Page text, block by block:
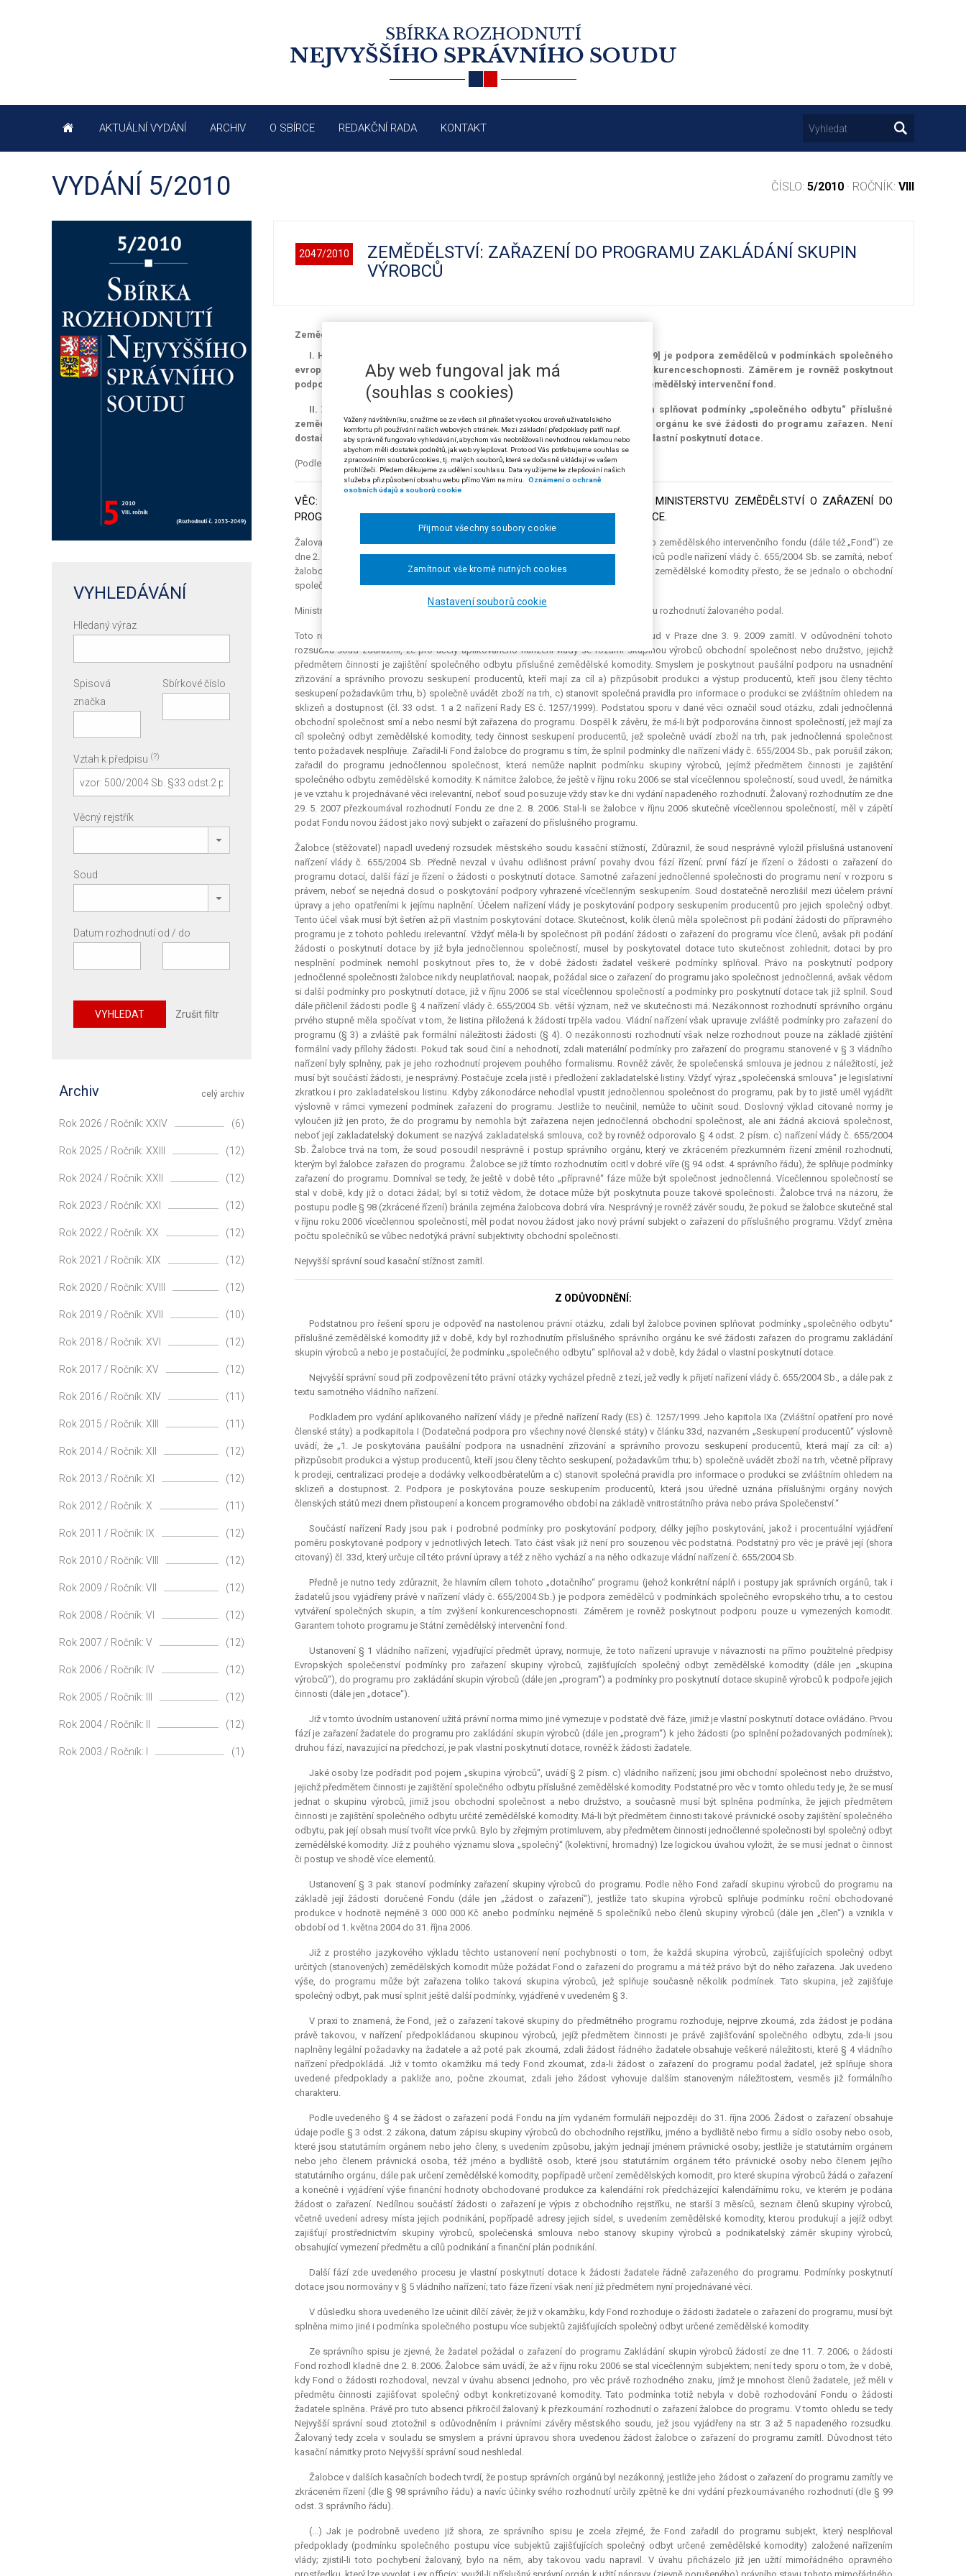
SBÍRKA ROZHODNUTÍ
NEJVYŠŠÍHO SPRÁVNÍHO SOUDU
AKTUÁLNÍ VYDÁNÍ ARCHIV O SBÍRCE REDAKČNÍ RADA KONTAKT
VYDÁNÍ 5/2010 ČÍSLO: 5/2010 · ROČNÍK: VIII
2047/2010
ZEMĚDĚLSTVÍ: ZAŘAZENÍ DO PROGRAMU ZAKLÁDÁNÍ SKUPIN
VÝROBCŮ
Zemědělství: zařazení do programu zakládání skupin výrobců
I. Hlavním cílem „dotačního“ programu [dle nařízení Rady (ES) č. 1257/1999] je podpora zemědělců v podmínkách společného
evropského trhu, a to cestou vytváření společných skupin, a tím zvýšení konkurenceschopnosti. Záměrem je rovněž poskytnout
podporu pouze u vymezených komodit. Garantem tohoto programu je Státní zemědělský intervenční fond.
II. Žadatel o zařazení do programu zakládání skupin výrobců je povinen splňovat podmínky „společného odbytu“ příslušné
zemědělské komodity již v době, kdy byl rozhodnutím příslušného správního orgánu ke své žádosti do programu zařazen. Není
dostačující, že podmínku „společného odbytu“ splňoval až v době, kdy žádal o vlastní poskytnutí dotace.
(Podle rozsudku Nejvyššího správního soudu ze dne 19. 1. 2010, čj. 1 As 87/2009-72)
VĚC: SPOLEČNOST S RUČENÍM OMEZENÝM DRŮBEŽ HK ODBYT PROTI MINISTERSTVU ZEMĚDĚLSTVÍ O ZAŘAZENÍ DO
PROGRAMU ZAKLÁDÁNÍ SKUPIN VÝROBCŮ, O KASAČNÍ STÍŽNOSTI ŽALOBCE.
Žalovaný dne 29. 5. 2007 ve zkráceném přezkumném řízení změnil rozhodnutí Státního zemědělského intervenčního fondu (dále též „Fond“) ze
dne 2. 8. 2006 tak, že žádost žalobce o zařazení do programu Zakládání skupin výrobců podle nařízení vlády č. 655/2004 Sb. se zamítá, neboť
žalobce byl do programu zařazen jako skupina výrobců zajišťujících společný odbyt zemědělské komodity přesto, že se jednalo o obchodní
společnost s jedním společníkem.
Ministr zemědělství dne 27. 9. 2007 zamítl rozklad, který žalobce proti shora uvedenému rozhodnutí žalovaného podal.
Toto rozhodnutí ministra zemědělství napadl žalobce žalobou, kterou Městský soud v Praze dne 3. 9. 2009 zamítl. V odůvodnění tohoto
rozsudku soud zdůraznil, že pro účely aplikovaného nařízení vlády se rozumí skupinou výrobců obchodní společnost nebo družstvo, jejichž
předmětem činnosti je zajištění společného odbytu příslušné zemědělské komodity. Smyslem je poskytnout paušální podporu na usnadnění
zřizování a správního provozu seskupení producentů, kteří mají za cíl a) přizpůsobit produkci a výstup producentů, kteří jsou členy těchto
seskupení požadavkům trhu, b) společně uvádět zboží na trh, c) stanovit společná pravidla pro informace o produkci se zvláštním ohledem na
sklizeň a dostupnost (čl. 33 odst. 1 a 2 nařízení Rady ES č. 1257/1999). Podstatou sporu v dané věci označil soud otázku, zdali jednočlenná
obchodní společnost smí a nebo nesmí být zařazena do programu. Dospěl k závěru, že má-li být podporována činnost společností, jež mají za
cíl společný odbyt zemědělské komodity, tedy činnost seskupení producentů, jež společně uvádí zboží na trh, pak jednočlenná společnost
tento požadavek nesplňuje. Zařadil-li Fond žalobce do programu s tím, že splnil podmínky dle nařízení vlády č. 655/2004 Sb., pak porušil zákon;
zařadil do programu jednočlennou společnost, která nemůže naplnit podmínku skupiny výrobců, jejímž předmětem činnosti je zajištění
společného odbytu zemědělské komodity. K námitce žalobce, že ještě v říjnu roku 2006 se stal vícečlennou společností, soud uvedl, že námitka
je ve vztahu k projednávané věci irelevantní, neboť soud posuzuje vždy stav ke dni vydání napadeného rozhodnutí. Žalovaný rozhodnutím ze dne
29. 5. 2007 přezkoumával rozhodnutí Fondu ze dne 2. 8. 2006. Stal-li se žalobce v říjnu 2006 skutečně vícečlennou společností, měl v zápětí
podat Fondu novou žádost jako nový subjekt o zařazení do příslušného programu.
Žalobce (stěžovatel) napadl uvedený rozsudek městského soudu kasační stížností, Zdůraznil, že soud nesprávně vyložil příslušná ustanovení
nařízení vlády č. 655/2004 Sb. Předně nevzal v úvahu odlišnost právní povahy dvou fází řízení; první fází je řízení o žádosti o zařazení do
programu dotací, další fází je řízení o žádosti o poskytnutí dotace. Samotné zařazení jednočlenné společnosti do programu není v rozporu s
právem, neboť se nejedná dosud o poskytování podpory vyhrazené vícečlenným seskupením. Soud dostatečně nerozlišil mezi účelem právní
úpravy a jeho opatřeními k jejímu naplnění. Účelem nařízení vlády je poskytování podpory seskupením producentů pro jejich společný odbyt.
Tento účel však musí být šetřen až při vlastním poskytování dotace. Skutečnost, kolik členů měla společnost při podání žádosti do přípravného
programu je z tohoto pohledu irelevantní. Vždyť měla-li by společnost při podání žádosti o zařazení do programu více členů, avšak při podání
žádosti o poskytnutí dotaceby již byla jednočlennou společností, musel by poskytovatel dotacetuto skutečnost zohlednit; dotaci by pro
nesplnění podmínek nemohl poskytnout přes to, že v době žádosti žadatel veškeré podmínky splňoval. Právo na poskytnutí podpory
jednočlenné společnosti žalobce nikdy neuplatňoval; naopak, požádal sice o zařazení do programu jako společnost jednočlenná, avšak vědom
si další podmínky pro poskytnutí dotace, již v říjnu 2006 se stal vícečlennou společností a podmínky pro poskytnutí dotace tak již splnil. Soud
dále přičlenil žádosti podle § 4 nařízení vlády č. 655/2004 Sb. větší význam, než ve skutečnosti má. Nezákonnost rozhodnutí správního orgánu
prvého stupně měla spočívat v tom, že listina přiložená k žádosti trpěla vadou. Vládní nařízení však upravuje zvláště podmínky pro zařazení do
programu (§ 3) a zvláště pak formální náležitosti žádosti (§ 4). O nezákonnosti rozhodnutí však nelze rozhodnout pouze na základě zjištění
formální vady přílohy žádosti. Pokud tak soud činí a nehodnotí, zdali materiální podmínky pro zařazení do programu stanovené v § 3 vládního
nařízení byly splněny, pak je jeho rozhodnutí projevem pouhého formalismu. Rovněž závěr, že společenská smlouva je jednou z náležitostí, jež
musí být součástí žádosti, je nesprávný. Postačuje zcela jistě i předložení zakladatelské listiny. Vždyť výraz „společenská smlouva“ je legislativní
zkratkou i pro zakladatelskou listinu. Kdyby zákonodárce nehodlal vpustit jednočlennou společnost do programu, pak by to jistě uměl vyjádřit
výslovně v rámci vymezení podmínek zařazení do programu. Jestliže to neučinil, nemůže to učinit soud. Doslovný výklad citované normy je
vyloučen již jen proto, že do programu by nemohla být zařazena nejen jednočlenná obchodní společnost, ale ani žádná akciová společnost,
neboť její zakladatelský dokument se nazývá zakladatelská smlouva, což by rovněž odporovalo § 4 odst. 2 písm. c) nařízení vlády č. 655/2004
Sb. Žalobce trvá na tom, že soud posoudil nesprávně i postup správního orgánu, který ve zkráceném přezkumném řízení změnil rozhodnutí,
kterým byl žalobce zařazen do programu. Žalobce se již tímto rozhodnutím ocitl v dobré víře (§ 94 odst. 4 správního řádu), že splňuje podmínky
zařazení do programu. Domníval se tedy, že ještě v době této „přípravné“ fáze může být společnost jednočlenná. Vícečlennou společností se
stal v době, kdy již o dotaci žádal; byl si totiž vědom, že dotacemůže být poskytnuta pouze takové společnosti. Žalobce trvá na názoru, že
postupu podle § 98 (zkrácené řízení) bránila zejména žalobcova dobrá víra. Nesprávný je rovněž závěr soudu, že pokud se žalobce skutečně stal
v říjnu roku 2006 vícečlennou společností, měl podat novou žádost jako nový právní subjekt o zařazení do příslušného programu. Vždyť změna
počtu společníků se vůbec nedotýká právní subjektivity obchodní společnosti.
Nejvyšší správní soud kasační stížnost zamítl.
Z ODŮVODNĚNÍ:
Podstatnou pro řešení sporu je odpověď na nastolenou právní otázku, zdali byl žalobce povinen splňovat podmínky „společného odbytu“
příslušné zemědělské komodity již v době, kdy byl rozhodnutím příslušného správního orgánu ke své žádosti zařazen do programu zakládání
skupin výrobců a nebo je postačující, že podmínku „společného odbytu“ splňoval až v době, kdy žádal o vlastní poskytnutí dotace.
Nejvyšší správní soud při zodpovězení této právní otázky vycházel předně z tezí, jež vedly k přijetí nařízení vlády č. 655/2004 Sb., a dále pak z
textu samotného vládního nařízení.
Podkladem pro vydání aplikovaného nařízení vlády je předně nařízení Rady (ES) č. 1257/1999. Jeho kapitola IXa (Zvláštní opatření pro nové
členské státy) a podkapitola I (Dodatečná podpora pro všechny nové členské státy) v článku 33d, nazvaném „Seskupení producentů“ výslovně
uvádí, že „1. Je poskytována paušální podpora na usnadnění zřizování a správního provozu seskupení producentů, která mají za cíl: a)
přizpůsobit produkci a výstup producentů, kteří jsou členy těchto seskupení, požadavkům trhu; b) společně uvádět zboží na trh, včetně přípravy
k prodeji, centralizaci prodeje a dodávky velkoodběratelům a c) stanovit společná pravidla pro informace o produkci se zvláštním ohledem na
sklizeň a dostupnost. 2. Podpora je poskytována pouze seskupením producentů, která jsou úředně uznána příslušnými orgány nových
členských států mezi dnem přistoupení a koncem programového období na základě vnitrostátního práva nebo práva Společenství.“
Součástí nařízení Rady jsou pak i podrobné podmínky pro poskytování podpory, délky jejího poskytování, jakož i procentuální vyjádření
poměru poskytované podpory v jednotlivých letech. Tato část však již není pro souzenou věc podstatná. Podstatný pro věc je právě její (shora
citovaný) čl. 33d, který určuje cíl této právní úpravy a též z něho vychází a na něho odkazuje vládní nařízení č. 655/2004 Sb.
Předně je nutno tedy zdůraznit, že hlavním cílem tohoto „dotačního“ programu (jehož konkrétní náplň i postupy jak správních orgánů, tak i
žadatelů jsou vyjádřeny právě v nařízení vlády č. 655/2004 Sb.) je podpora zemědělců v podmínkách společného evropského trhu, a to cestou
vytváření společných skupin, a tím zvýšení konkurenceschopnosti. Záměrem je rovněž poskytnout podporu pouze u vymezených komodit.
Garantem tohoto programu je Státní zemědělský intervenční fond.
Ustanovení § 1 vládního nařízení, vyjadřující předmět úpravy, normuje, že toto nařízení upravuje v návaznosti na přímo použitelné předpisy
Evropských společenství podmínky pro zařazení skupiny výrobců, zajišťujících společný odbyt zemědělské komodity (dále jen „skupina
výrobců“), do programu pro zakládání skupin výrobců (dále jen „program“) a podmínky pro poskytnutí dotaceskupině výrobců k podpoře jejich
činnosti (dále jen „dotace“).
Již v tomto úvodním ustanovení užitá právní norma mimo jiné vymezuje v podstatě dvě fáze, jimiž je vlastní poskytnutí dotaceovládáno. Prvou
fází je zařazení žadatele do programu pro zakládání skupin výrobců (dále jen „program“) k jeho žádosti (po splnění požadovaných podmínek);
druhou fází, navazující na předchozí, je pak vlastní poskytnutí dotace, rovněž k žádosti žadatele.
Jaké osoby lze podřadit pod pojem „skupina výrobců“, uvádí § 2 písm. c) vládního nařízení; jsou jimi obchodní společnost nebo družstvo,
jejichž předmětem činnosti je zajištění společného odbytu příslušné zemědělské komodity. Podstatné pro věc v tomto ohledu tedy je, že se musí
jednat o skupinu výrobců, jimiž jsou obchodní společnost a nebo družstvo, a současně musí být splněna podmínka, že jejich předmětem
činnosti je zajištění společného odbytu určité zemědělské komodity. Má-li být předmětem činnosti takové právnické osoby zajištění společného
odbytu, pak její obsah musí tvořit více prvků. Bylo by zřejmým protimluvem, aby předmětem činnosti jednočlenné společnosti byl společný odbyt
zemědělské komodity. Již z pouhého významu slova „společný“ (kolektivní, hromadný) lze logickou úvahou vyložit, že se musí jednat o činnost
či postup ve shodě více elementů.
Ustanovení § 3 pak stanoví podmínky zařazení skupiny výrobců do programu. Podle něho Fond zařadí skupinu výrobců do programu na
základě její žádosti doručené Fondu (dále jen „žádost o zařazení“), jestliže tato skupina výrobců splňuje podmínku roční obchodované
produkce v hodnotě nejméně 3 000 000 Kč anebo podmínku nejméně 5 společníků nebo členů skupiny výrobců (dále jen „člen“) a vznikla v
období od 1. května 2004 do 31. října 2006.
Již z prostého jazykového výkladu těchto ustanovení není pochybnosti o tom, že každá skupina výrobců, zajišťujících společný odbyt
určitých (stanovených) zemědělských komodit může požádat Fond o zařazení do programu a má též právo být do něho zařazena. Jak uvedeno
výše, do programu může být zařazena toliko taková skupina výrobců, jež splňuje současně několik podmínek. Tato skupina, jež zajišťuje
společný odbyt, pak musí splnit ještě další podmínky, vyjádřené v uvedeném § 3.
V praxi to znamená, že Fond, jež o zařazení takové skupiny do předmětného programu rozhoduje, nejprve zkoumá, zda žádost je podána
právě takovou, v nařízení předpokládanou skupinou výrobců, jejíž předmětem činnosti je právě zajišťování společného odbytu, zda-li jsou
naplněny legální požadavky na žadatele a až poté pak zkoumá, zdali žádost řádného žadatele obsahuje veškeré náležitosti, které § 4 vládního
nařízení předpokládá. Již v tomto okamžiku má tedy Fond zkoumat, zda-li žádost o zařazení do programu podal žadatel, jež splňuje shora
uvedené předpoklady a pakliže ano, počne zkoumat, zdali jeho žádost vyhovuje dalším stanoveným náležitostem, vesměs již formálního
charakteru.
Podle uvedeného § 4 se žádost o zařazení podá Fondu na jím vydaném formuláři nejpozději do 31. října 2006. Žádost o zařazení obsahuje
údaje podle § 3 odst. 2 zákona, datum zápisu skupiny výrobců do obchodního rejstříku, jméno a bydliště nebo firmu a sídlo osoby nebo osob,
které jsou statutárním orgánem nebo jeho členy, s uvedením způsobu, jakým jednají jménem právnické osoby; jestliže je statutárním orgánem
nebo jeho členem právnická osoba, též jméno a bydliště osob, které jsou statutárním orgánem této právnické osoby nebo členem jejího
statutárního orgánu, dále pak určení zemědělské komodity, popřípadě určení zemědělských komodit, pro které skupina výrobců žádá o zařazení
a konečně i vyjádření výše finanční hodnoty obchodované produkce za kalendářní rok předcházející kalendářnímu roku, ve kterém je podána
žádost o zařazení. Nedílnou součástí žádosti o zařazení je výpis z obchodního rejstříku, ne starší 3 měsíců, seznam členů skupiny výrobců,
včetně uvedení adresy místa jejich podnikání, popřípadě adresy jejich sídel, s uvedením zemědělské komodity, kterou produkují a jejíž odbyt
zajišťují prostřednictvím skupiny výrobců, společenská smlouva nebo stanovy skupiny výrobců a podnikatelský záměr skupiny výrobců,
obsahující vymezení předmětu a cílů podnikání a finanční plán podnikání.
Další fází zde uvedeného procesu je vlastní poskytnutí dotace k žádosti žadatele řádně zařazeného do programu. Podmínky poskytnutí
dotacejsou normovány v § 5 vládního nařízení; tato fáze řízení však není již předmětem nyní projednávané věci.
V důsledku shora uvedeného lze učinit dílčí závěr, že již v okamžiku, kdy Fond rozhoduje o žádosti žadatele o zařazení do programu, musí být
splněna mimo jiné i podmínka společného postupu více subjektů zajišťujících společný odbyt určené zemědělské komodity.
Ze správního spisu je zjevné, že žadatel požádal o zařazení do programu Zakládání skupin výrobců žádostí ze dne 11. 7. 2006; o žádosti
Fond rozhodl kladně dne 2. 8. 2006. Žalobce sám uvádí, že až v říjnu roku 2006 se stal vícečlenným subjektem; není tedy sporu o tom, že v době,
kdy Fond o žádosti rozhodoval, nevzal v úvahu absenci jednoho, pro věc právě rozhodného znaku, jímž je mnohost členů žadatele, jež měli v
předmětu činnosti zajišťovat společný odbyt konkretizované komodity. Tato podmínka totiž nebyla v době rozhodování Fondu o žádosti
žadatele splněna. Právě pro tuto absenci přikročil žalovaný k přezkoumání rozhodnutí o zařazení žalobce do programu. V tomto ohledu se tedy
Nejvyšší správní soud ztotožnil s odůvodněním i právními závěry městského soudu, jež jsou vyjádřeny na str. 3 až 5 napadeného rozsudku.
Žalovaný tedy zcela v souladu se smyslem a právní úpravou shora uvedenou žádost žalobce o zařazení do programu zamítl. Důvodnost této
kasační námitky proto Nejvyšší správní soud neshledal.
Žalobce v dalších kasačních bodech tvrdí, že postup správních orgánů byl nezákonný, jestliže jeho žádost o zařazení do programu zamítly ve
zkráceném řízení (dle § 98 správního řádu) a navíc účinky svého rozhodnutí určily zpětně ke dni vydání přezkoumávaného rozhodnutí (dle § 99
odst. 3 správního řádu).
(...) Jak je podrobně uvedeno již shora, ze správního spisu je zcela zřejmé, že Fond zařadil do programu subjekt, který nesplňoval
předpoklady (podmínku společného postupu více subjektů zajišťujících společný odbyt určené zemědělské komodity) založené nařízením
vlády; zjistil-li toto pochybení žalovaný, bylo na něm, aby takovou vadu napravil. V úvahu přicházelo již jen užití mimořádného opravného
VYHLEDÁVÁNÍ
Hledaný výraz
Spisová
značka
Sbírkové číslo
Vztah k předpisu (?)
Věcný rejstřík
Soud
Datum rozhodnutí od / do
VYHLEDAT Zrušit filtr
celý archiv
Archiv
Rok 2026 / Ročník: XXIV (6)
Rok 2025 / Ročník: XXIII (12)
Rok 2024 / Ročník: XXII (12)
Rok 2023 / Ročník: XXI (12)
Rok 2022 / Ročník: XX (12)
Rok 2021 / Ročník: XIX (12)
Rok 2020 / Ročník: XVIII (12)
Rok 2019 / Ročník: XVII (10)
Rok 2018 / Ročník: XVI (12)
Rok 2017 / Ročník: XV (12)
Rok 2016 / Ročník: XIV (11)
Rok 2015 / Ročník: XIII (11)
Rok 2014 / Ročník: XII (12)
Rok 2013 / Ročník: XI (12)
Rok 2012 / Ročník: X (11)
Rok 2011 / Ročník: IX (12)
Rok 2010 / Ročník: VIII (12)
Rok 2009 / Ročník: VII (12)
Rok 2008 / Ročník: VI (12)
Rok 2007 / Ročník: V (12)
Rok 2006 / Ročník: IV (12)
Rok 2005 / Ročník: III (12)
Rok 2004 / Ročník: II (12)
Rok 2003 / Ročník: I (1)
Aby web fungoval jak má
(souhlas s cookies)
Vážený návštěvníku, snažíme se ze všech sil přinášet vysokou úroveň uživatelského
komfortu při používání našich webových stránek. Mezi základní předpoklady patří např.
aby správně fungovalo vyhledávání, abychom vás neobtěžovali nevhodnou reklamou nebo
abychom měli dostatek podnětů, jak web vylepšovat. Proto od Vás potřebujeme souhlas se
zpracováním souborů cookies, tj. malých souborů, které se dočasně ukládají ve vašem
prohlížeči. Předem děkujeme za udělení souhlasu. Data využijeme ke zlepšování našich
služeb a přizpůsobení obsahu webu přímo Vám na míru.
Oznámení o ochraně
osobních údajů a souborů cookie
Nastavení souborů cookie
Zamítnout vše kromě nutných cookies
Přijmout všechny soubory cookie